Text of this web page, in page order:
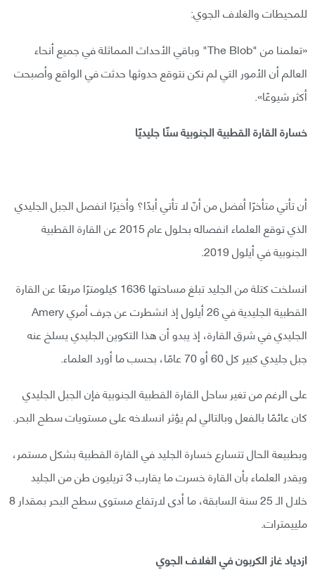
للمحيطات والغلاف الجوي:
«تعلمنا من "The Blob" وباقي الأحداث المماثلة في جميع أنحاء
العالم أن الأمور التي لم نكن نتوقع حدوثها حدثت في الواقع وأصبحت
أكثر شيوعًا».
خسارة القارة القطبية الجنوبية سنًا جليديًا
أن تأتي متأخرًا أفضل من أنّ لا تأتي أبدًا؟ وأخيرًا انفصل الجبل الجليدي
الذي توقع العلماء انفصاله بحلول عام 2015 عن القارة القطبية
الجنوبية في أيلول 2019.
انسلخت كتلة من الجليد تبلغ مساحتها 1636 كيلومترًا مربعًا عن القارة
القطبية الجليدية في 26 أيلول إذ انشطرت عن جرف أمري Amery
الجليدي في شرق القارة، إذ يبدو أن هذا التكوين الجليدي يسلخ عنه
جبل جليدي كبير كل 60 أو 70 عامًا، بحسب ما أورد العلماء.
على الرغم من تغير ساحل القارة القطبية الجنوبية فإن الجبل الجليدي
كان عائمًا بالفعل وبالتالي لم يؤثر انسلاخه على مستويات سطح البحر.
وبطبيعة الحال تتسارع خسارة الجليد في القارة القطبية بشكل مستمر،
ويقدر العلماء بأن القارة خسرت ما يقارب 3 تريليون طن من الجليد
خلال الـ 25 سنة السابقة، ما أدى لارتفاع مستوى سطح البحر بمقدار 8
ملييمترات.
ازدياد غاز الكربون في الغلاف الجوي